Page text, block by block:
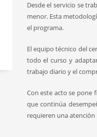
Desde el servicio se
menor. Esta
el programa.
El equipo técnico del
todo el curso y
trabajo diario y el
Con este acto se pone
que continúa
requieren una atención